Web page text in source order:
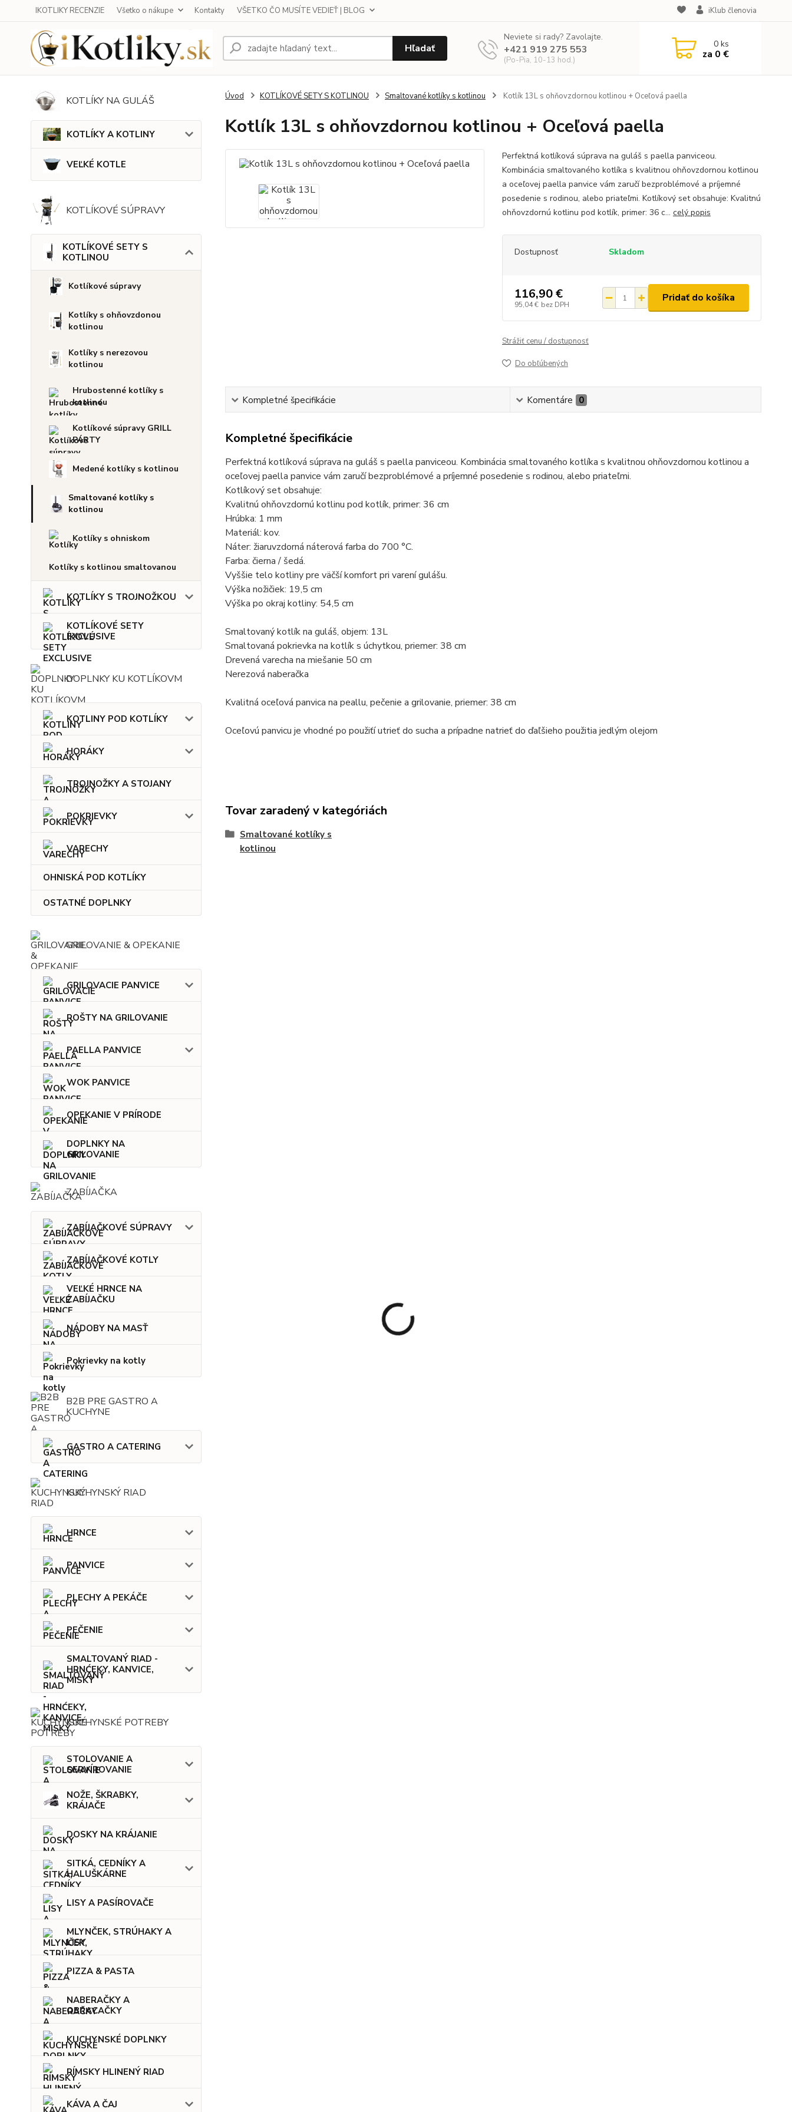
IKOTLIKY RECENZIE Všetko o nákupe Kontakty VŠETKO ČO MUSÍTE VEDIEŤ | BLOG iKlub členovia
Hľadať
Neviete si rady? Zavolajte.
+421 919 275 553
(Po-Pia, 10-13 hod.)
0ks
za 0 €
KOTLÍKY NA GULÁŠ
KOTLÍKY A KOTLINY
VEĽKÉ KOTLE
KOTLÍKOVÉ SÚPRAVY
KOTLÍKOVÉ SETY S
KOTLINOU
Kotlíkové súpravy
Kotlíky s ohňovzdonou
kotlinou
Kotlíky s nerezovou
kotlinou
Hrubostenné kotlíky s
kotlinou
Kotlíkové súpravy GRILL
PÁRTY
Medené kotlíky s kotlinou
Smaltované kotlíky s
kotlinou
Kotlíky s ohniskom
Kotlíky s kotlinou smaltovanou
KOTLÍKY S TROJNOŽKOU
KOTLÍKOVÉ SETY
EXCLUSIVE
DOPLNKY KU KOTLÍKOVM
KOTLINY POD KOTLÍKY
HORÁKY
TROJNOŽKY A STOJANY
POKRIEVKY
VARECHY
OHNISKÁ POD KOTLÍKY
OSTATNÉ DOPLNKY
GRILOVANIE & OPEKANIE
GRILOVACIE PANVICE
ROŠTY NA GRILOVANIE
PAELLA PANVICE
WOK PANVICE
OPEKANIE V PRÍRODE
DOPLNKY NA
GRILOVANIE
ZABÍJAČKA
ZABÍJAČKOVÉ SÚPRAVY
ZABÍJAČKOVÉ KOTLY
VEĽKÉ HRNCE NA
ZABÍJAČKU
NÁDOBY NA MASŤ
Pokrievky na kotly
B2B PRE GASTRO A
KUCHYNE
GASTRO A CATERING
KUCHYNSKÝ RIAD
HRNCE
PANVICE
PLECHY A PEKÁČE
PEČENIE
SMALTOVANÝ RIAD -
HRNĆEKY, KANVICE,
MISKY
KUCHYNSKÉ POTREBY
STOLOVANIE A
SERVÍROVANIE
NOŽE, ŠKRABKY,
KRÁJAČE
DOSKY NA KRÁJANIE
SITKÁ, CEDNÍKY A
HALUŠKÁRNE
LISY A PASÍROVAČE
MLYNČEK, STRÚHAKY A
LISY
PIZZA & PASTA
NABERAČKY A
OBRACAČKY
KUCHYNSKÉ DOPLNKY
RÍMSKY HLINENÝ RIAD
KÁVA A ČAJ
Úvod KOTLÍKOVÉ SETY S KOTLINOU Smaltované kotlíky s kotlinou Kotlík 13L s ohňovzdornou kotlinou + Oceľová paella
Kotlík 13L s ohňovzdornou kotlinou + Oceľová paella
Perfektná kotlíková súprava na guláš s paella panviceou.
Kombinácia smaltovaného kotlíka s kvalitnou ohňovzdornou kotlinou
a oceľovej paella panvice vám zaručí bezproblémové a príjemné
posedenie s rodinou, alebo priateľmi. Kotlíkový set obsahuje: Kvalitnú
ohňovzdornú kotlinu pod kotlík, primer: 36 c... celý popis
Dostupnosť Skladom
116,90 €
95,04 € bez DPH
Pridať do košíka
Strážiť cenu / dostupnosť
Do obľúbených
Kompletné špecifikácie Komentáre 0
Kompletné špecifikácie
Perfektná kotlíková súprava na guláš s paella panviceou. Kombinácia smaltovaného kotlíka s kvalitnou ohňovzdornou kotlinou a
oceľovej paella panvice vám zaručí bezproblémové a príjemné posedenie s rodinou, alebo priateľmi.
Kotlíkový set obsahuje:
Kvalitnú ohňovzdornú kotlinu pod kotlík, primer: 36 cm
Hrúbka: 1 mm
Materiál: kov.
Náter: žiaruvzdorná náterová farba do 700 °C.
Farba: čierna / šedá.
Vyššie telo kotliny pre väčší komfort pri varení gulášu.
Výška nožičiek: 19,5 cm
Výška po okraj kotliny: 54,5 cm
Smaltovaný kotlík na guláš, objem: 13L
Smaltovaná pokrievka na kotlík s úchytkou, priemer: 38 cm
Drevená varecha na miešanie 50 cm
Nerezová naberačka
Kvalitná oceľová panvica na peallu, pečenie a grilovanie, priemer: 38 cm
Oceľovú panvicu je vhodné po použiťí utrieť do sucha a prípadne natrieť do ďaľšieho použitia jedlým olejom
Tovar zaradený v kategóriách
Smaltované kotlíky s
kotlinou